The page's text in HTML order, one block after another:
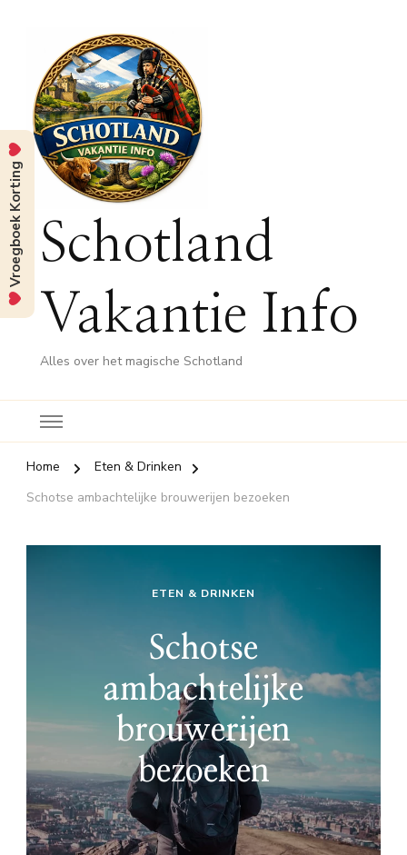
Schotland
Vakantie Info
Alles over het magische Schotland
Home
Eten & Drinken
Schotse ambachtelijke brouwerijen bezoeken
ETEN & DRINKEN
Schotse
ambachtelijke
brouwerijen
bezoeken
Vroegboek Korting